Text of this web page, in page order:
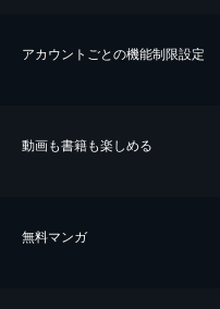
アカウントごとの機能制限設定
動画も書籍も楽しめる
無料マンガ